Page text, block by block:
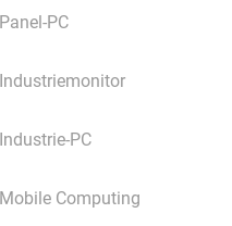
Panel-PC
Industriemonitor
Industrie-PC
Mobile Computing